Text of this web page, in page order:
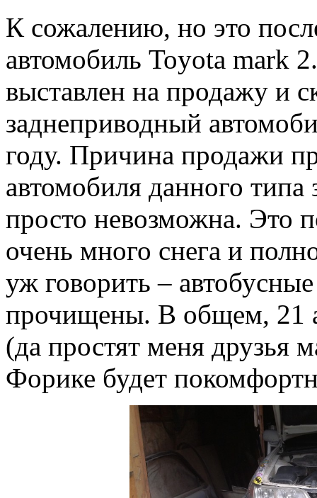
К сожалению, но это
автомобиль Toyota mark
выставлен на продажу и
заднеприводный
году. Причина продажи
автомобиля данного
просто невозможна. Это
очень много снега и
уж говорить –
прочищены. В общем, 21
(да простят меня друзья
Форике будет